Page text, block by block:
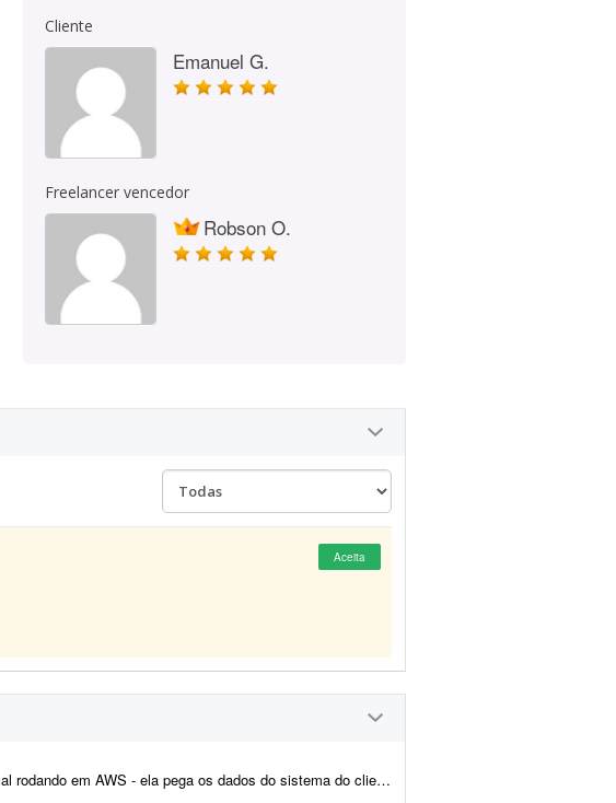
Cliente
Emanuel G.
Freelancer vencedor
Robson O.
Aceita
do sistema do cliente, calcula os impostos e emite a nota fiscal automaticamente. Preciso de alguém...